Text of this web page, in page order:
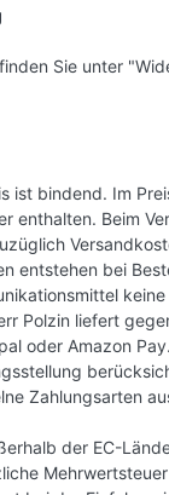
Sie unter
ist bindend. Im
enthalten. Beim
entstehen bei
Polzin liefert
oder Amazon
Zahlungsarten
der EC-